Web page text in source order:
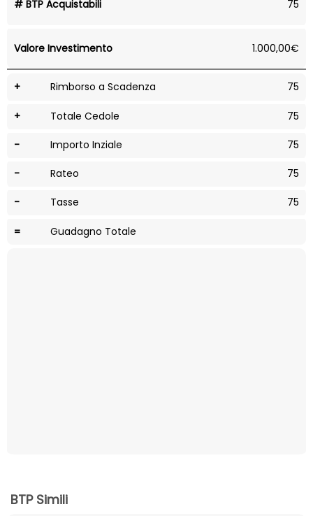
# BTP Acquistabili 75
Valore Investimento 1.000,00€
+ Rimborso a Scadenza 75
+ Totale Cedole 75
- Importo Inziale 75
- Rateo 75
- Tasse 75
= Guadagno Totale
BTP Simili